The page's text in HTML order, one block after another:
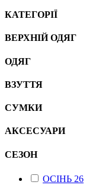
КАТЕГОРІЇ
ВЕРХНІЙ ОДЯГ
ОДЯГ
ВЗУТТЯ
СУМКИ
АКСЕСУАРИ
СЕЗОН
ОСІНЬ 26